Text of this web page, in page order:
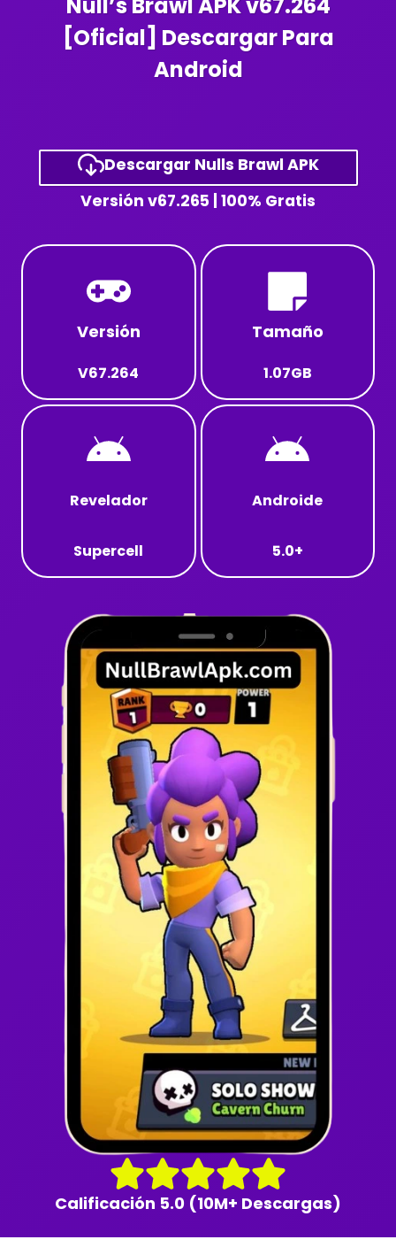
[Oficial] Descargar Para
Android
Descargar Nulls Brawl APK
Versión v67.265 | 100% Gratis
Versión
V67.264
Tamaño
1.07GB
Revelador
Supercell
Androide
5.0+
Calificación 5.0 (10M+ Descargas)